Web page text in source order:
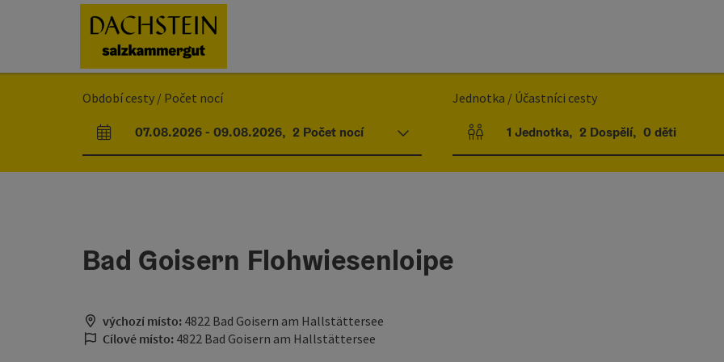
Accesskey
Accesskey
[1]
Začátek stránky Accesskey
[2]
Období cesty / Počet nocí
Pole příjezdu a odjezdu
07.08.2026- 09.08.2026, 2 Počet nocí
Jednotka / Účastníci cesty
Počet jednotek a polí pro osoby
1 Jednotka, 2 Dospělí, 0 děti
Bad Goisern Flohwiesenloipe
výchozí místo: 4822 Bad Goisern am Hallstättersee
Cílové místo: 4822 Bad Goisern am Hallstättersee